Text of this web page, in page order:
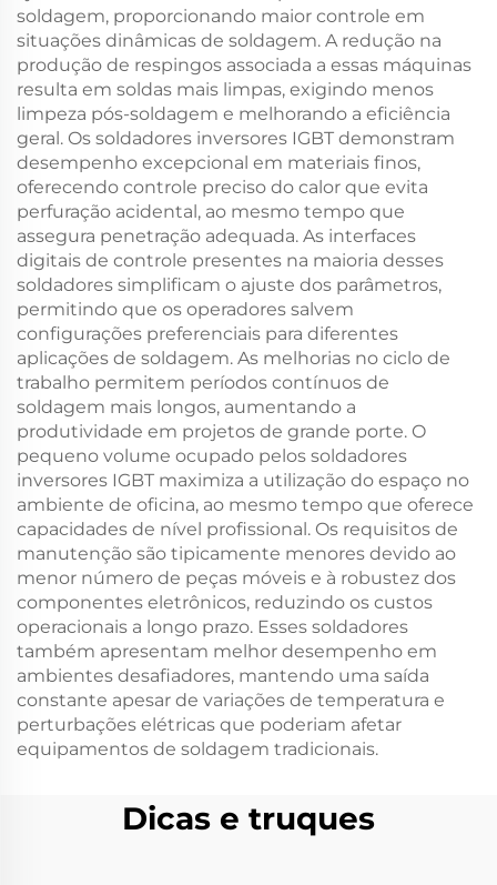
soldagem, proporcionando maior controle em
situações dinâmicas de soldagem. A redução na
produção de respingos associada a essas máquinas
resulta em soldas mais limpas, exigindo menos
limpeza pós-soldagem e melhorando a eficiência
geral. Os soldadores inversores IGBT demonstram
desempenho excepcional em materiais finos,
oferecendo controle preciso do calor que evita
perfuração acidental, ao mesmo tempo que
assegura penetração adequada. As interfaces
digitais de controle presentes na maioria desses
soldadores simplificam o ajuste dos parâmetros,
permitindo que os operadores salvem
configurações preferenciais para diferentes
aplicações de soldagem. As melhorias no ciclo de
trabalho permitem períodos contínuos de
soldagem mais longos, aumentando a
produtividade em projetos de grande porte. O
pequeno volume ocupado pelos soldadores
inversores IGBT maximiza a utilização do espaço no
ambiente de oficina, ao mesmo tempo que oferece
capacidades de nível profissional. Os requisitos de
manutenção são tipicamente menores devido ao
menor número de peças móveis e à robustez dos
componentes eletrônicos, reduzindo os custos
operacionais a longo prazo. Esses soldadores
também apresentam melhor desempenho em
ambientes desafiadores, mantendo uma saída
constante apesar de variações de temperatura e
perturbações elétricas que poderiam afetar
equipamentos de soldagem tradicionais.
Dicas e truques